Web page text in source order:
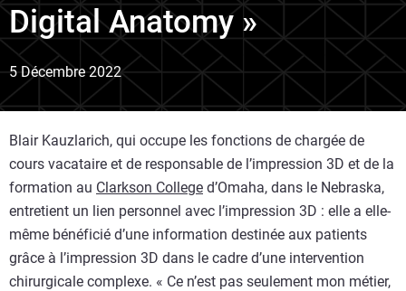
Digital Anatomy »
5 Décembre 2022
Blair Kauzlarich, qui occupe les fonctions de chargée de
cours vacataire et de responsable de l’impression 3D et de la
formation au Clarkson College d’Omaha, dans le Nebraska,
entretient un lien personnel avec l’impression 3D : elle a elle-
même bénéficié d’une information destinée aux patients
grâce à l’impression 3D dans le cadre d’une intervention
chirurgicale complexe. « Ce n’est pas seulement mon métier,